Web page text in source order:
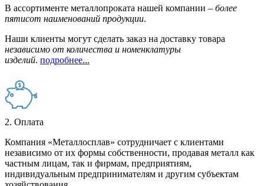
В ассортименте металлопроката нашей компании – более
пятисот наименований продукции.
Наши клиенты могут сделать заказ на доставку товара
независимо от количества и номенклатуры
изделий. подробнее...
2. Оплата
Компания «Металлосплав» сотрудничает с клиентами
независимо от их формы собственности, продавая металл как
частным лицам, так и фирмам, предприятиям,
индивидуальным предпринимателям и другим субъектам